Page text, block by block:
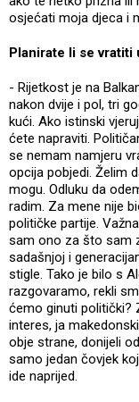
osjećati moja djeca i
Planirate li se vratiti
- Rijetkost je na
nakon dvije i pol, tri
kući. Ako istinski
ćete napraviti.
se nemam namjeru
opcija pobjedi. Želim
mogu. Odluku da
radim. Za mene nije
političke partije.
sam ono za što sam
sadašnjoj i
stigle. Tako je bilo s
razgovaramo, rekli
ćemo ginuti politički?
interes, ja
obje strane, donijeli
samo jedan čovjek
ide naprijed.